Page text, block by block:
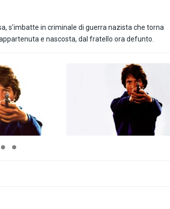
s’imbatte in criminale di guerra nazista che torna
e nascosta, dal fratello ora defunto.